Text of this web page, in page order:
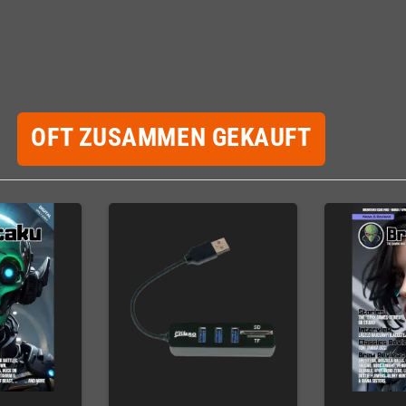
OFT ZUSAMMEN GEKAUFT